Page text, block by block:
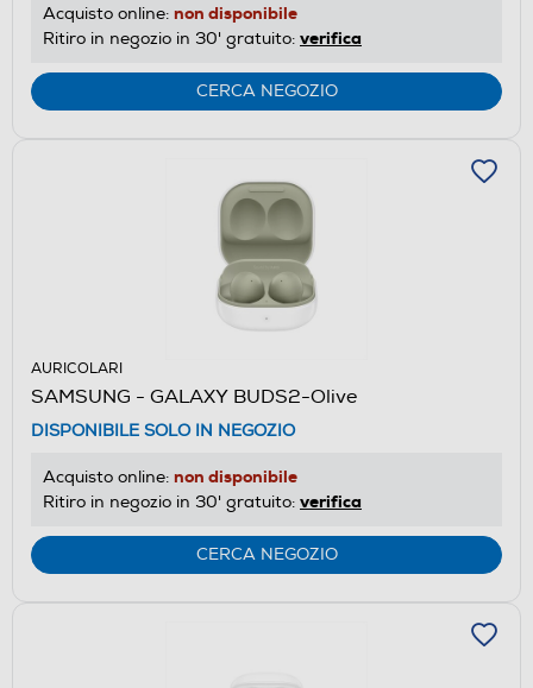
Acquisto online: non disponibile
Ritiro in negozio in 30' gratuito: verifica
CERCA NEGOZIO
AURICOLARI
SAMSUNG - GALAXY BUDS2-Olive
DISPONIBILE SOLO IN NEGOZIO
Acquisto online: non disponibile
Ritiro in negozio in 30' gratuito: verifica
CERCA NEGOZIO